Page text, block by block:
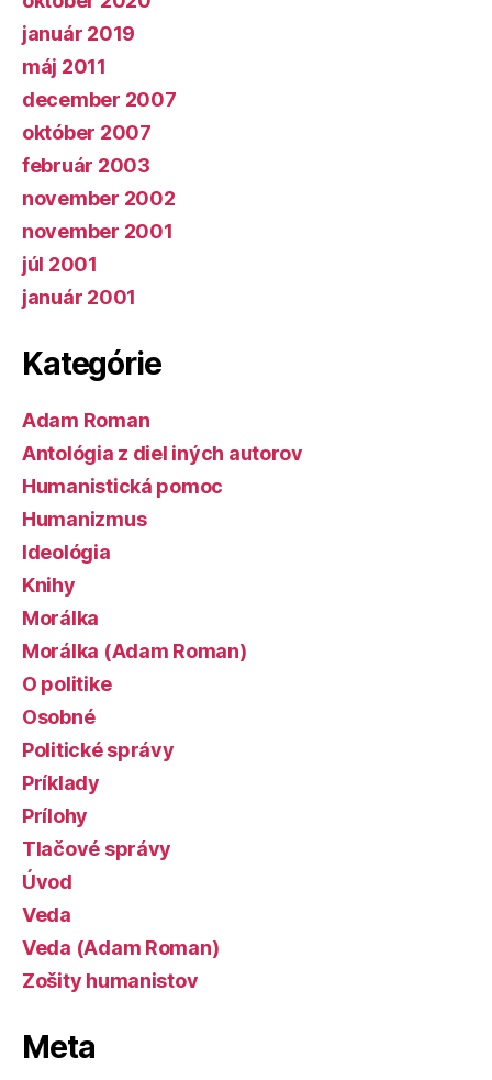
január 2019
máj 2011
december 2007
október 2007
február 2003
november 2002
november 2001
júl 2001
január 2001
Kategórie
Adam Roman
Antológia z diel iných autorov
Humanistická pomoc
Humanizmus
Ideológia
Knihy
Morálka
Morálka (Adam Roman)
O politike
Osobné
Politické správy
Príklady
Prílohy
Tlačové správy
Úvod
Veda
Veda (Adam Roman)
Zošity humanistov
Meta